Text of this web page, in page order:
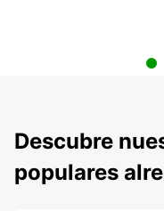
Descubre
populares